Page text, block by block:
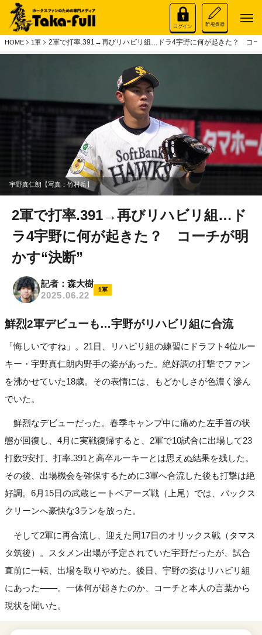
HOME 1軍 2軍で打率.391→再びリハビリ組…ドラ4宇野に何が起きた？ コー
宇野真仁朗【写真：竹村岳】
2軍で打率.391→再びリハビリ組…ド
ラ4宇野に何が起きた？ コーチが明
かす“決断”
記者：森大樹
2025.06.22
1軍
鮮烈2軍デビューも…宇野がリハビリ組に合流
「悔しいですね」。21日、リハビリ組の練習にドラフト4位ルー
キー・宇野真仁朗内野手の姿があった。絶好調の打撃でファン
を沸かせていた18歳。その表情には、もどかしさが色濃く滲ん
でいた。
鮮烈なデビューだった。春季キャンプ中に痛めた左手首の状
態が回復し、4月に実戦復帰すると、2軍で10試合に出場して23
打数9安打、打率.391と高卒ルーキーとは思えぬ結果を残した。
その後、出場機会を確保するために3軍へ合流した後も打撃は絶
好調。6月15日の武蔵ヒートベアーズ戦（上尾）では、バックス
クリーンへ豪快な3ランを放った。
そして2軍に再合流し、迎えた同17日のオリックス戦（タマス
タ筑後）。スタメン出場が予定されていた宇野だったが、試合
直前に一転、出場を取りやめた。後日、宇野の姿はリハビリ組
にあった――。一体何が起きたのか、コーチと本人の言葉から
現状を聞いた。